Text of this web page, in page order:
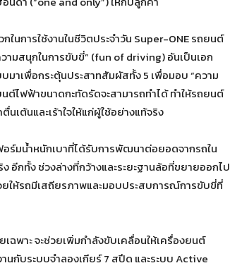
นการใช้งานในชีวิตประจำวัน Super-ONE รถยนต์
มสนุกในการขับขี่” (fun of driving) อันเป็นเอก
าเพื่อกระตุ้นประสาทสัมผัสทั้ง 5 เพื่อมอบ “ความ
ไฟฟ้าขนาดกะทัดรัดจะสามารถทำได้ ทำให้รถยนต์
ต้นและเร้าใจให้แก่ผู้ใช้อย่างแท้จริง
ร์มน้ำหนักเบาที่ได้รับการพัฒนาต่อยอดจากรถใน
กทั้ง ช่วงล่างที่กว้างและระยะฐานล้อที่ขยายออกไป
ให้รถมีเสถียรภาพและมอบประสบการณ์การขับขี่ที่
พาะ จะช่วยเพิ่มกำลังขับเคลื่อนให้เครื่องยนต์
กับระบบจำลองเกียร์ 7 สปีด และระบบ Active